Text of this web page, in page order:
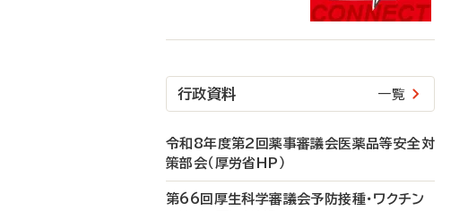
行政資料 一覧
令和8年度第2回薬事審議会医薬品等安全対
策部会（厚労省HP）
第66回厚生科学審議会予防接種・ワクチン